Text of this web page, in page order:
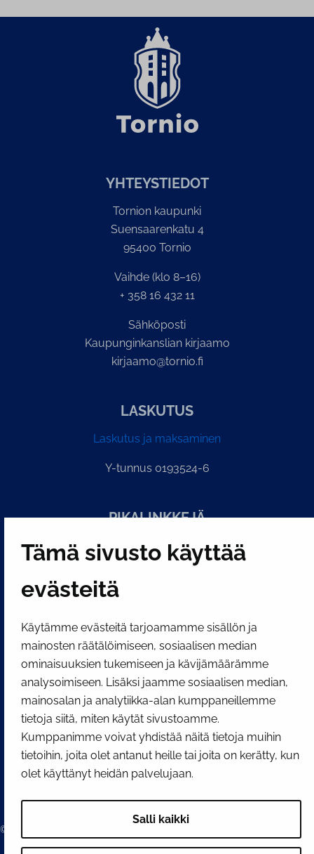
Tämä sivusto käyttää
evästeitä
Käytämme evästeitä tarjoamamme sisällön ja
mainosten räätälöimiseen, sosiaalisen median
ominaisuuksien tukemiseen ja kävijämäärämme
analysoimiseen. Lisäksi jaamme sosiaalisen median,
mainosalan ja analytiikka-alan kumppaneillemme
tietoja siitä, miten käytät sivustoamme.
Kumppanimme voivat yhdistää näitä tietoja muihin
tietoihin, joita olet antanut heille tai joita on kerätty, kun
olet käyttänyt heidän palvelujaan.
Salli kaikki
YH­TEYS­TIE­DOT
Tornion kaupunki
Suensaarenkatu 4
95400 Tornio
Vaihde (klo 8–16)
+ 358 16 432 11
Sähköposti
Kaupunginkanslian kirjaamo
kirjaamo@tornio.fi
LASKUTUS
Laskutus ja maksaminen
Y-tunnus 0193524-6
PI­KA­LINK­KE­JÄ
Näytä evästeasetukseni
SOSIAALINEN MEDIA
Facebook
© 2026 Tornion kaupunki